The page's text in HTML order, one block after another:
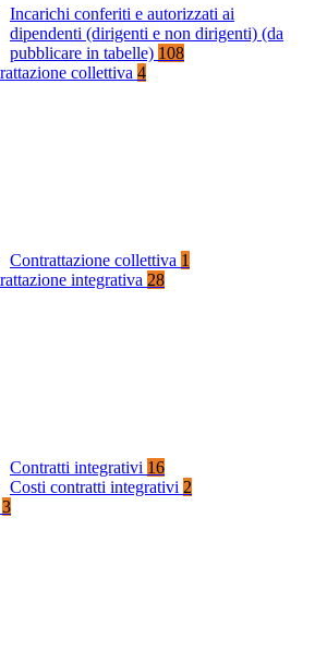
Incarichi conferiti e autorizzati ai
dipendenti (dirigenti e non dirigenti) (da
pubblicare in tabelle) 108
collettiva 4
Contrattazione collettiva 1
integrativa 28
Contratti integrativi 16
Costi contratti integrativi 2
3